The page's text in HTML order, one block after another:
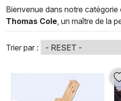
Bienvenue dans notre
Thomas Cole , un maître de la
siècle. Reconnu pour son rôle
du paysage américain, Cole
compositions majestueuses et
tableaux capturent l’essence du
idéalisme, invitant à la
œuvre témoigne d'une
Trier par :